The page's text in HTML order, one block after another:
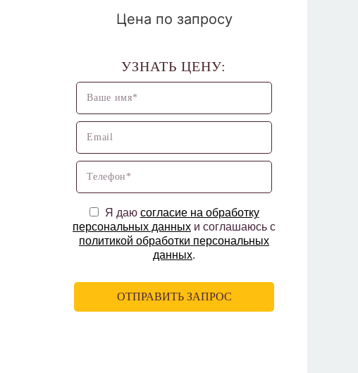
Цена по запросу
УЗНАТЬ ЦЕНУ:
Я даю согласие на обработку
персональных данных и соглашаюсь с
политикой обработки персональных
данных.